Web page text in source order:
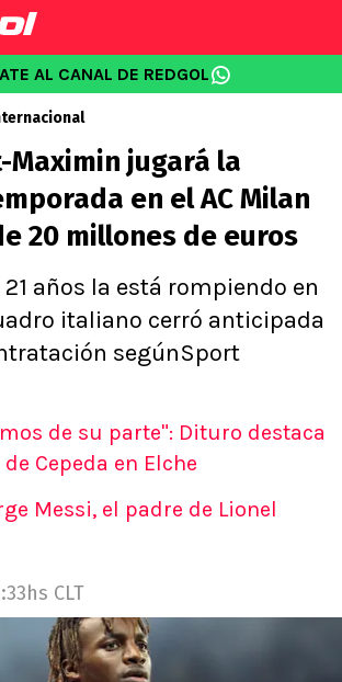
AL CANAL DE REDGOL
Maximin jugará la
en el AC Milan
20 millones de euros
años la está rompiendo en
italiano cerró anticipada
segúnSport
de su parte": Dituro destaca
Cepeda en Elche
Messi, el padre de Lionel
CLT